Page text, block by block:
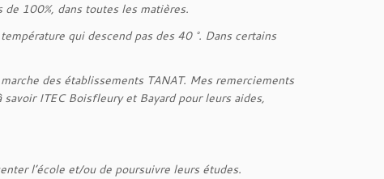
de 100%, dans toutes les matières.
qui descend pas des 40 °. Dans certains
des établissements TANAT. Mes remerciements
ITEC Boisfleury et Bayard pour leurs aides,
l’école et/ou de poursuivre leurs études.